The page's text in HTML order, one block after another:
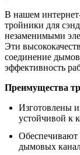
В нашем
тройники для
незаменимыми
Эти
соединение
эффективность
Преимущества
Изготовлены
устойчивой к
Обеспечивают
дымовых